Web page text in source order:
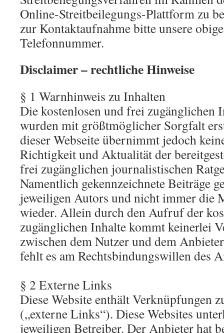
Online-Streitbeilegungs-Plattform zu
zur Kontaktaufnahme bitte unsere
Telefonnummer.
Disclaimer – rechtliche Hinweise
§ 1 Warnhinweis zu Inhalten
Die kostenlosen und frei zugänglichen
wurden mit größtmöglicher Sorgfalt
dieser Webseite übernimmt jedoch
Richtigkeit und Aktualität der
frei zugänglichen journalistischen
Namentlich gekennzeichnete Beiträge
jeweiligen Autors und nicht immer die
wieder. Allein durch den Aufruf der
zugänglichen Inhalte kommt keinerlei
zwischen dem Nutzer und dem
fehlt es am Rechtsbindungswillen des
§ 2 Externe Links
Diese Website enthält Verknüpfungen
(„externe Links“). Diese Websites
jeweiligen Betreiber. Der Anbieter hat